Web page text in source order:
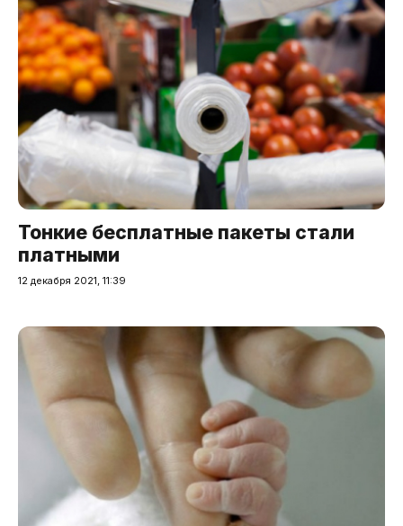
Тонкие бесплатные пакеты стали
платными
12 декабря 2021, 11:39